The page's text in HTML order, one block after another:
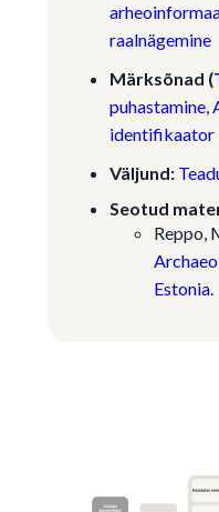
raalnägemine
Märksõnad (
puhastamine,
identifikaator
Väljund:
Seotud
Reppo,
Estonia.